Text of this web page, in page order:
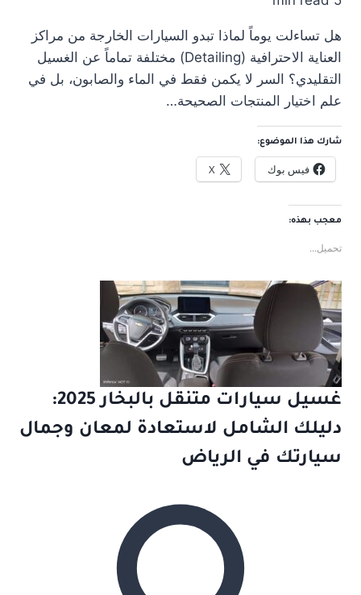
هل تساءلت يوماً لماذا تبدو السيارات الخارجة من مراكز
العناية الاحترافية (Detailing) مختلفة تماماً عن الغسيل
التقليدي؟ السر لا يكمن فقط في الماء والصابون، بل في
علم اختيار المنتجات الصحيحة…
شارك هذا الموضوع:
فيس بوك X
معجب بهذه:
تحميل...
غسيل سيارات متنقل بالبخار 2025:
دليلك الشامل لاستعادة لمعان وجمال
سيارتك في الرياض